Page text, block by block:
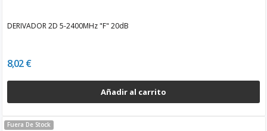
DERIVADOR 2D 5-2400MHz "F" 20dB
8,02 €
Añadir al carrito
Fuera De Stock